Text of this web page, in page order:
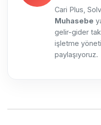
Cari Plus,
Muhasebe
gelir-gider
işletme
paylaşıyoruz.